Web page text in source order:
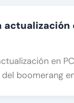
actualización
en
boomerang